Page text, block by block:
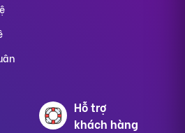
Hỗ trợ
khách hàng